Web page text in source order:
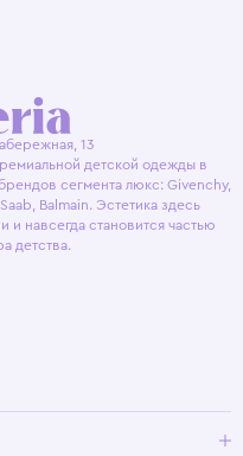
13
детской одежды в
сегмента люкс: Givenchy,
Balmain. Эстетика здесь
навсегда становится частью
детства.